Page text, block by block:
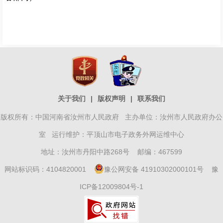
关于我们 | 版权声明 | 联系我们
版权所有：中国河南省汝州市人民政府 主办单位：汝州市人民政府办公
室 运行维护：平顶山市电子政务外网运维中心
地址：汝州市丹阳中路268号 邮编：467599
网站标识码：4104820001 豫公网安备 41910302000101号 豫
ICP备12009804号-1